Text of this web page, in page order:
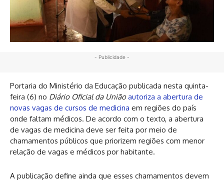
- Publicidade -
Portaria do Ministério da Educação publicada nesta quinta-
feira (6) no Diário Oficial da União autoriza a abertura de
novas vagas de cursos de medicina em regiões do país
onde faltam médicos. De acordo com o texto, a abertura
de vagas de medicina deve ser feita por meio de
chamamentos públicos que priorizem regiões com menor
relação de vagas e médicos por habitante.
A publicação define ainda que esses chamamentos devem